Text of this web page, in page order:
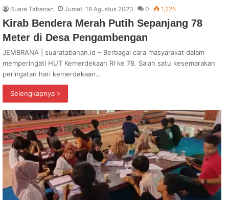
Suara Tabanan Jumat, 18 Agustus 2023 0 1,225
Kirab Bendera Merah Putih Sepanjang 78
Meter di Desa Pengambengan
JEMBRANA | suaratabanan.id – Berbagai cara masyarakat dalam
memperingati HUT Kemerdekaan RI ke 78. Salah satu kesemarakan
peringatan hari kemerdekaan…
Selengkapnya »